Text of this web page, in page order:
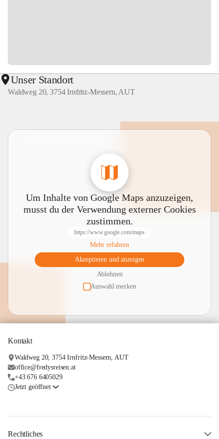
Unser Standort
Waldweg 20, 3754 Irnfritz-Messern, AUT
Um Inhalte von Google Maps anzuzeigen,
musst du der Verwendung externer Cookies
zustimmen.
https://www.google.com/maps
Mehr erfahren
Akzeptieren und anzeigen
Ablehnen
Auswahl merken
Kontakt
Waldweg 20, 3754 Irnfritz-Messern, AUT
office@fredysreisen.at
+43 676 6405029
Jetzt geöffnet
Rechtliches